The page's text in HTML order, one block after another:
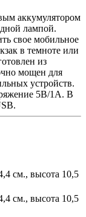
аккумулятором
лампой.
свое мобильное
в темноте или
из
мощен для
устройств.
5В/1А. В
см., высота 10,5
см., высота 10,5